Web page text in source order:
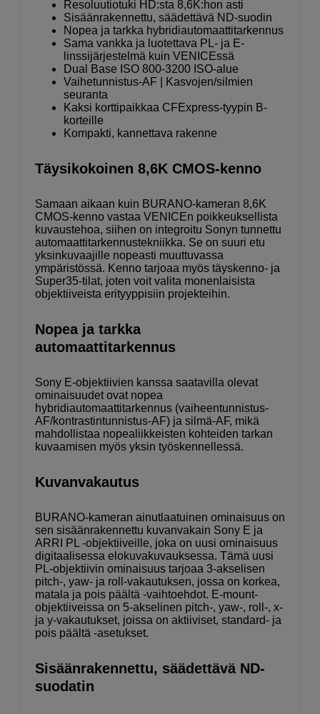
Resoluutiotuki HD:sta 8,6K:hon asti
Sisäänrakennettu, säädettävä ND-suodin
Nopea ja tarkka hybridiautomaattitarkennus
Sama vankka ja luotettava PL- ja E-
linssijärjestelmä kuin VENICEssä
Dual Base ISO 800-3200 ISO-alue
Vaihetunnistus-AF | Kasvojen/silmien
seuranta
Kaksi korttipaikkaa CFExpress-tyypin B-
korteille
Kompakti, kannettava rakenne
Täysikokoinen 8,6K CMOS-kenno
Samaan aikaan kuin BURANO-kameran 8,6K
CMOS-kenno vastaa VENICEn poikkeuksellista
kuvaustehoa, siihen on integroitu Sonyn tunnettu
automaattitarkennustekniikka. Se on suuri etu
yksinkuvaajille nopeasti muuttuvassa
ympäristössä. Kenno tarjoaa myös täyskenno- ja
Super35-tilat, joten voit valita monenlaisista
objektiiveista erityyppisiin projekteihin.
Nopea ja tarkka
automaattitarkennus
Sony E-objektiivien kanssa saatavilla olevat
ominaisuudet ovat nopea
hybridiautomaattitarkennus (vaiheentunnistus-
AF/kontrastintunnistus-AF) ja silmä-AF, mikä
mahdollistaa nopealiikkeisten kohteiden tarkan
kuvaamisen myös yksin työskennellessä.
Kuvanvakautus
BURANO-kameran ainutlaatuinen ominaisuus on
sen sisäänrakennettu kuvanvakain Sony E ja
ARRI PL -objektiiveille, joka on uusi ominaisuus
digitaalisessa elokuvakuvauksessa. Tämä uusi
PL-objektiivin ominaisuus tarjoaa 3-akselisen
pitch-, yaw- ja roll-vakautuksen, jossa on korkea,
matala ja pois päältä -vaihtoehdot. E-mount-
objektiiveissa on 5-akselinen pitch-, yaw-, roll-, x-
ja y-vakautukset, joissa on aktiiviset, standard- ja
pois päältä -asetukset.
Sisäänrakennettu, säädettävä ND-
suodatin